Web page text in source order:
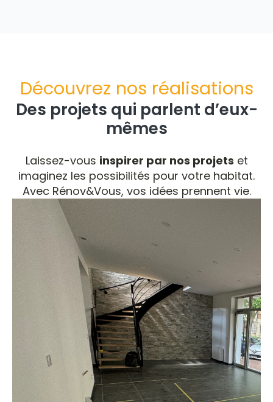
Découvrez nos réalisations
Des projets qui parlent d’eux-
mêmes
Laissez-vous inspirer par nos projets et
imaginez les possibilités pour votre habitat.
Avec Rénov&Vous, vos idées prennent vie.